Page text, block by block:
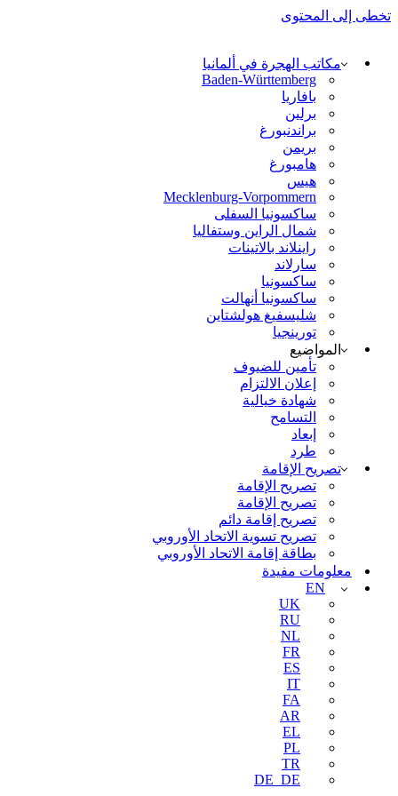
تخطى إلى المحتوى
مكاتب الهجرة في ألمانيا
Baden-Württemberg
بافاريا
برلين
براندنبورغ
بريمن
هامبورغ
هيس
Mecklenburg-Vorpommern
ساكسونيا السفلى
شمال الراين وستفاليا
راينلاند بالاتينات
سارلاند
ساكسونيا
ساكسونيا أنهالت
شليسفيغ هولشتاين
تورينجيا
المواضيع
تأمين للضيوف
إعلان الالتزام
شهادة خيالية
التسامح
إبعاد
طرد
تصريح الإقامة
تصريح الإقامة
تصريح الإقامة
تصريح إقامة دائم
تصريح تسوية الاتحاد الأوروبي
بطاقة إقامة الاتحاد الأوروبي
معلومات مفيدة
EN
UK
RU
NL
FR
ES
IT
FA
AR
EL
PL
TR
DE_DE